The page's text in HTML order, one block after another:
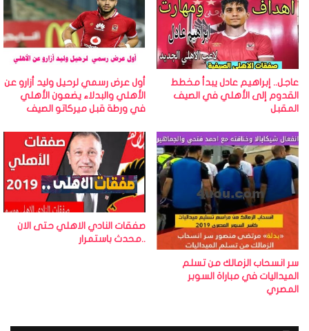
عاجل.. إبراهيم عادل يبدأ مخطط
القدوم إلى الأهلي في الصيف
المقبل
أول عرض رسمي لرحيل وليد أزارو عن
الأهلي والبدلاء يضعون الأهلي
في ورطة قبل ميركاتو الصيف
سر انسحاب الزمالك من تسلم
الميداليات في مباراة السوبر
المصري
صفقات النادي الاهلي حتى الان
..محدث باستمرار